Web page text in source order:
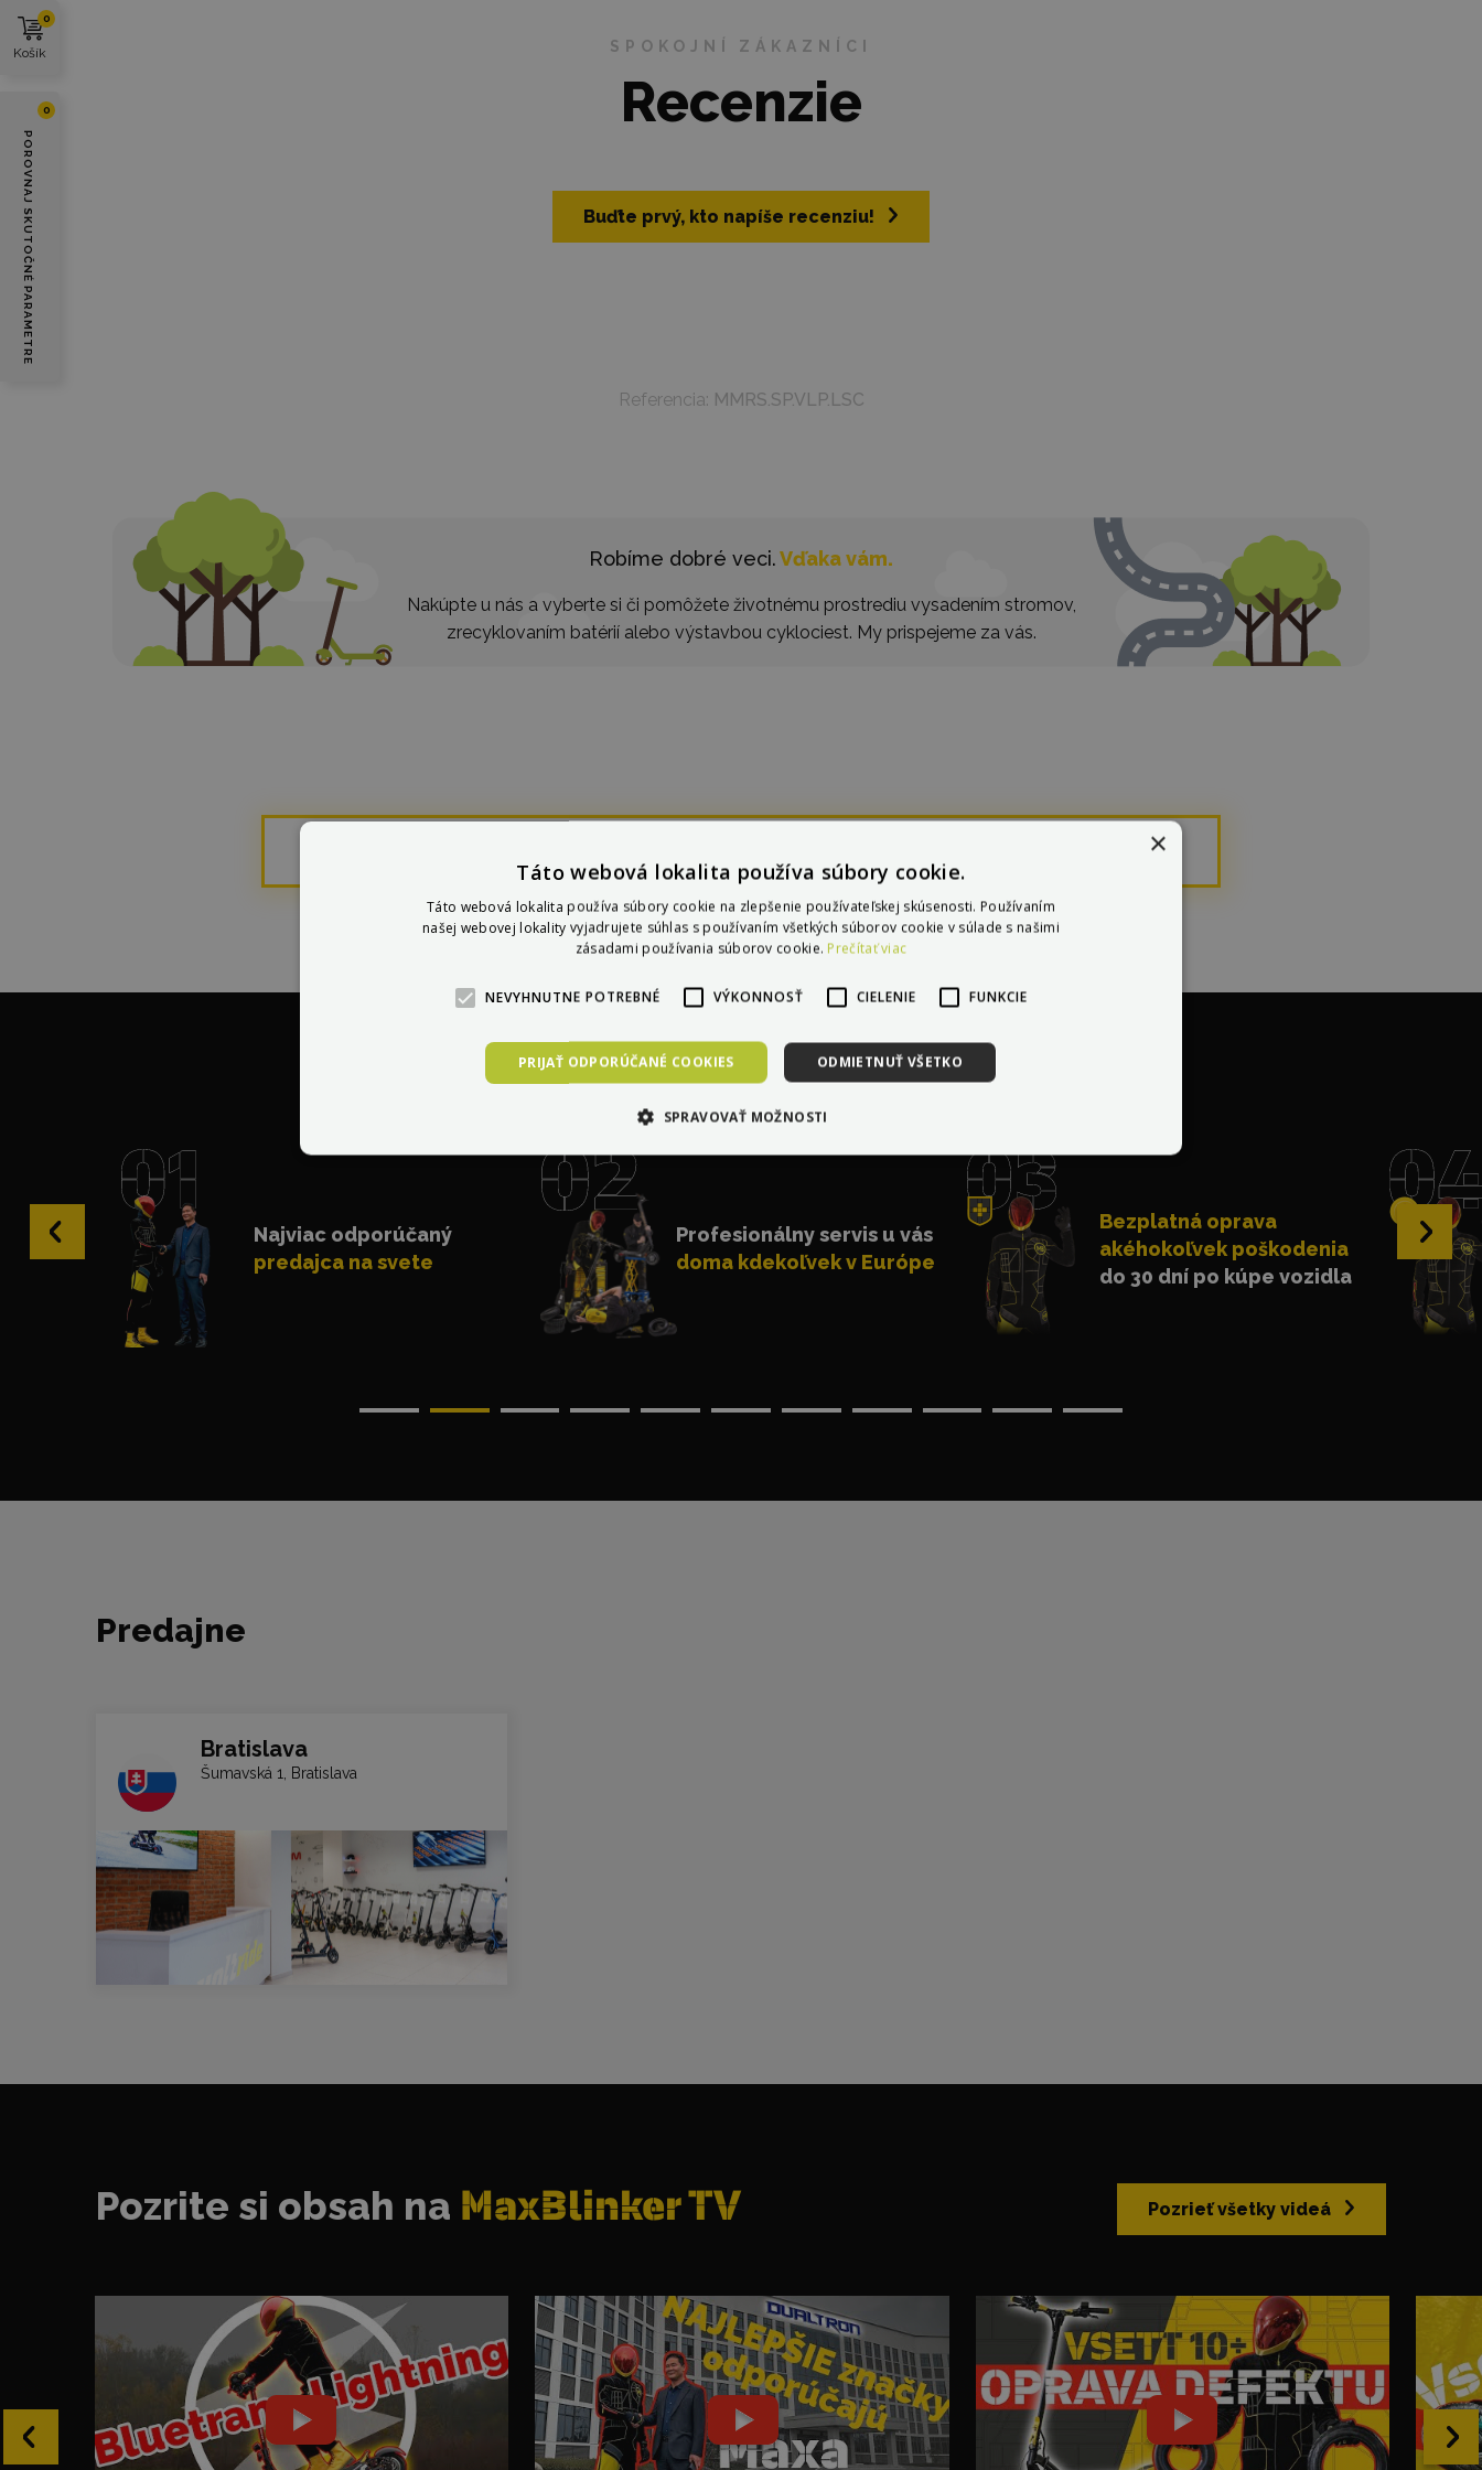
SPOKOJNÍ ZÁKAZNÍCI
Recenzie
Buďte prvý, kto napíše recenziu!
Referencia: MMRS.SP.VLP.LSC
Robíme dobré veci.Vďaka vám.
Nakúpte u nás a vyberte si či pomôžete životnému prostrediu vysadením stromov,
zrecyklovaním batérií alebo výstavbou cyklociest. My prispejeme za vás.
V čom jeMax Blinkerjednotka?
Najviac odporúčaný
predajca na svete
Profesionálny servis u vás
doma kdekoľvek v Európe
Bezplatná oprava
akéhokoľvek poškodenia
do 30 dní po kúpe vozidla
‹ ›
Predajne
Bratislava
Šumavská 1, Bratislava
Pozrieť všetky videá
Pozrite si obsah na MaxBlinker TV
‹ ›
Košík
0
POROVNAJ SKUTOČNÉ PARAMETRE
0
×
Táto webová lokalita používa súbory cookie.
Táto webová lokalita používa súbory cookie na zlepšenie používateľskej skúsenosti. Používaním
našej webovej lokality vyjadrujete súhlas s používaním všetkých súborov cookie v súlade s našimi
zásadami používania súborov cookie. Prečítať viac
NEVYHNUTNE POTREBNÉ VÝKONNOSŤ CIELENIE FUNKCIE
PRIJAŤ ODPORÚČANÉ COOKIES ODMIETNUŤ VŠETKO
SPRAVOVAŤ MOŽNOSTI